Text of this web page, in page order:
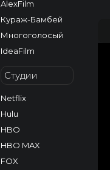
AlexFilm
Кураж-Бамбей
Многоголосый
IdeaFilm
Студии
Netflix
Hulu
HBO
HBO MAX
FOX